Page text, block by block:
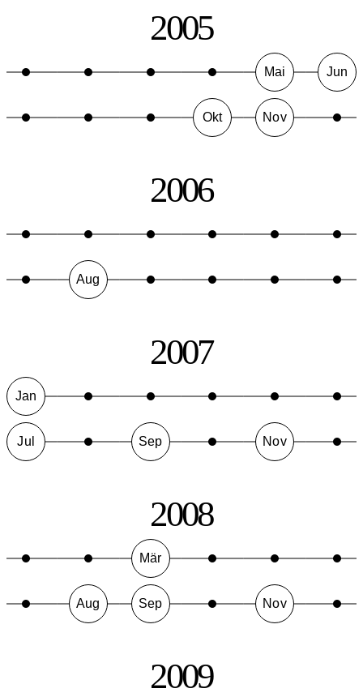
2005
Mai Jun
Okt Nov
2006
Aug
2007
Jan
Jul Sep Nov
2008
Mär
Aug Sep Nov
2009